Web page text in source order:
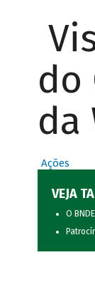
do
da
Ações
VEJA
O